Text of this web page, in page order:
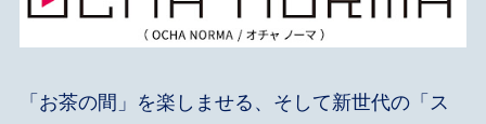
「お茶の間」を楽しませる、そして新世代の「ス